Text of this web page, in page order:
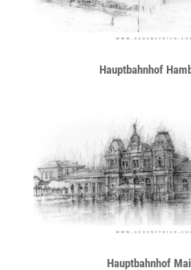
Hauptbahnhof
Hauptbahnhof